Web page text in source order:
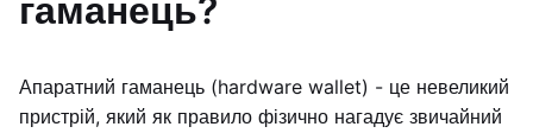
гаманець?
Апаратний гаманець (hardware wallet) - це невеликий
пристрій, який як правило фізично нагадує звичайний